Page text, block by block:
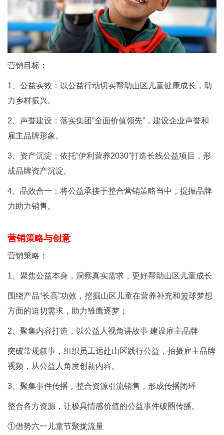
营销目标：
1、公益实效：以公益行动切实帮助山区儿童健康成长，助
力乡村振兴。
2、声誉建设：落实集团“全面价值领先”，建设企业声誉和
雇主品牌形象。
3、资产沉淀：依托“伊利营养2030”打造长线公益项目，形
成品牌资产沉淀。
4、品效合一：将公益承接于整合营销策略当中，提振品牌
力助力销售。
营销策略与创意
营销策略：
1、聚焦公益本身，洞察真实需求，更好帮助山区儿童成长
围绕产品“长高”功效，挖掘山区儿童在营养补充和篮球梦想
方面的迫切需求，助力雏鹰逐梦；
2、聚集内容打造，以公益人视角讲故事 建设雇主品牌
突破常规叙事，组织员工远赴山区践行公益，拍摄雇主品牌
视频，从公益人角度创新内容。
3、聚集事件传播，整合资源引流销售，形成传播闭环
整合各方资源，让极具情感价值的公益事件破圈传播。
①借势六一儿童节聚拢流量